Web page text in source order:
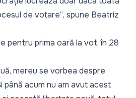
de votare”, spune Beatriz
pentru prima oară la vot, în 28
mereu se vorbea despre
până acum nu am avut acest